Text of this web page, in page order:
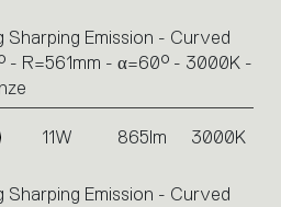
Sharping Emission - Curved
- R=561mm - α=60° - 3000K -
11W 865lm 3000K
Sharping Emission - Curved